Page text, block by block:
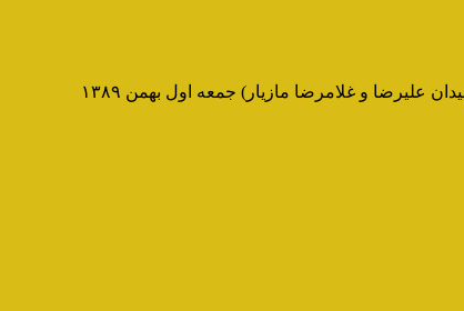
و غلامرضا مازیار) جمعه اول بهمن ۱۳۸۹